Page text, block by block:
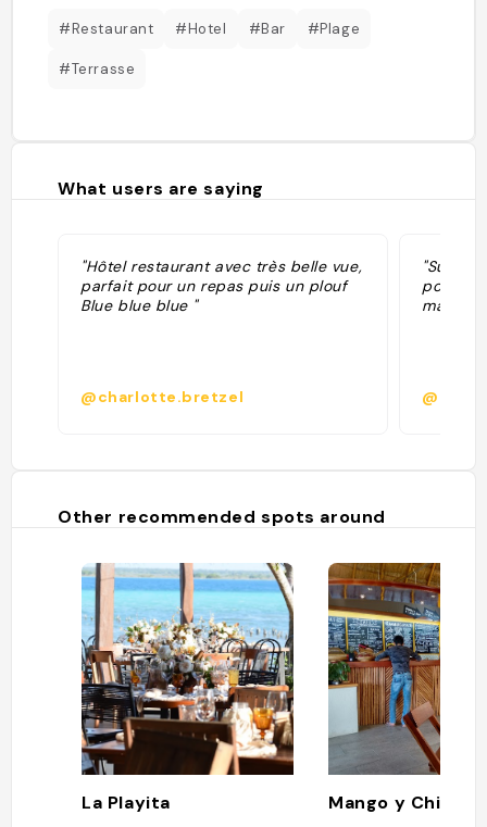
#Restaurant #Hotel #Bar #Plage
#Terrasse
What users are saying
"Hôtel restaurant avec très belle vue,
parfait pour un repas puis un plouf
Blue blue blue "
@charlotte.bretzel
"Super
manger
@
Other recommended spots around
La Playita Mango y Chile